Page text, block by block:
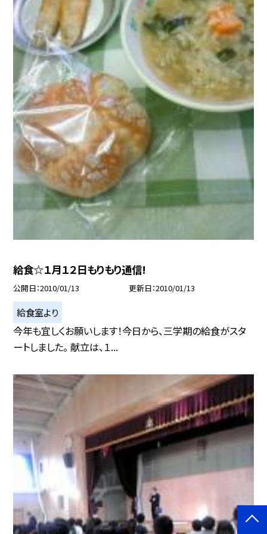
給食☆１月１２日もりもり通信!
公開日 2010/01/13 更新日 2010/01/13
給食室より
今年も宜しくお願いします！今日から、三学期の給食がスタ
ートしました。 献立は、１...